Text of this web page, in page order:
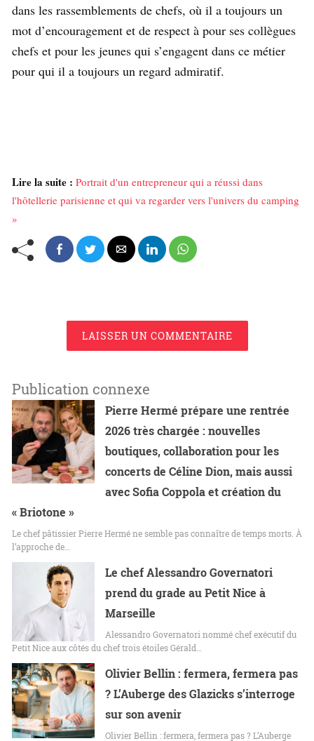
dans les rassemblements de chefs, où il a toujours un
mot d’encouragement et de respect à pour ses collègues
chefs et pour les jeunes qui s’engagent dans ce métier
pour qui il a toujours un regard admiratif.
Lire la suite : Portrait d'un entrepreneur qui a réussi dans
l'hôtellerie parisienne et qui va regarder vers l'univers du camping
»
LAISSER UN COMMENTAIRE
Publication connexe
Pierre Hermé prépare une rentrée
2026 très chargée : nouvelles
boutiques, collaboration pour les
concerts de Céline Dion, mais aussi
avec Sofia Coppola et création du
« Briotone »
Le chef pâtissier Pierre Hermé ne semble pas connaître de temps morts. À
l’approche de…
Le chef Alessandro Governatori
prend du grade au Petit Nice à
Marseille
Alessandro Governatori nommé chef exécutif du
Petit Nice aux côtés du chef trois étoiles Gérald…
Olivier Bellin : fermera, fermera pas
? L’Auberge des Glazicks s’interroge
sur son avenir
Olivier Bellin : fermera, fermera pas ? L’Auberge